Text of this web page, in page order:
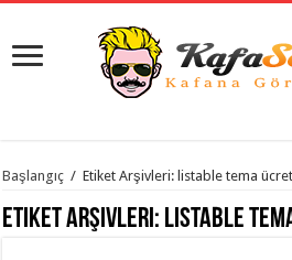
istanbul
evden
eve
Başlangıç / Etiket Arşivleri: listable tema
Etiket Arşivleri: listable